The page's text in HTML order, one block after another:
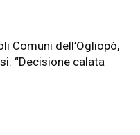
Comuni dell’Ogliopò,
“Decisione calata